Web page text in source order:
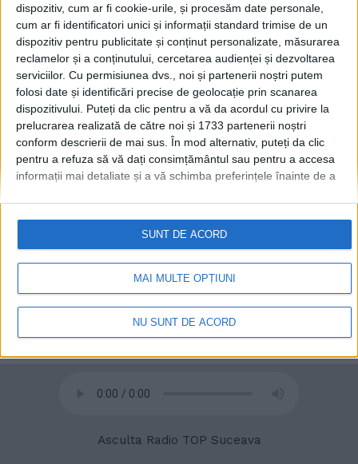
dispozitiv, cum ar fi cookie-urile, și procesăm date personale,
cum ar fi identificatori unici și informații standard trimise de un
dispozitiv pentru publicitate și conținut personalizate, măsurarea
reclamelor și a conținutului, cercetarea audienței și dezvoltarea
serviciilor. Cu permisiunea dvs., noi și partenerii noștri putem
folosi date și identificări precise de geolocație prin scanarea
dispozitivului. Puteți da clic pentru a vă da acordul cu privire la
prelucrarea realizată de către noi și 1733 partenerii noștri
conform descrierii de mai sus. În mod alternativ, puteți da clic
pentru a refuza să vă dați consimțământul sau pentru a accesa
informații mai detaliate și a vă schimba preferințele înainte de a
retrageți consimțământul în orice moment, revenind la acest site
și făcând clic pe butonul "Confidențialitate" din partea de jos a
paginii web.
MAI MULTE OPȚIUNI
NU SUNT DE ACORD
SUNT DE ACORD
© 2020 Radio TOP Suceava 104 FM
Asculta Radio TOP Suceava